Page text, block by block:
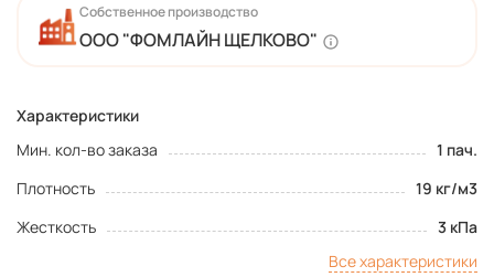
Характеристики
Мин. кол-во заказа
1 пач.
Плотность
19 кг/м3
Жесткость
3 кПа
Все характеристики
Собственное производство
ООО "ФОМЛАЙН ЩЕЛКОВО"